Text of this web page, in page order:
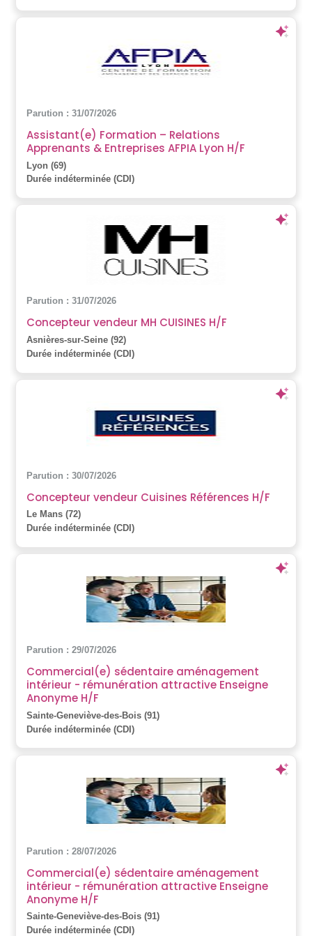
Parution : 31/07/2026
Assistant(e) Formation – Relations
Apprenants & Entreprises AFPIA Lyon H/F
Lyon (69)
Durée indéterminée (CDI)
Parution : 31/07/2026
Concepteur vendeur MH CUISINES H/F
Asnières-sur-Seine (92)
Durée indéterminée (CDI)
Parution : 30/07/2026
Concepteur vendeur Cuisines Références H/F
Le Mans (72)
Durée indéterminée (CDI)
Parution : 29/07/2026
Commercial(e) sédentaire aménagement
intérieur - rémunération attractive Enseigne
Anonyme H/F
Sainte-Geneviève-des-Bois (91)
Durée indéterminée (CDI)
Parution : 28/07/2026
Commercial(e) sédentaire aménagement
intérieur - rémunération attractive Enseigne
Anonyme H/F
Sainte-Geneviève-des-Bois (91)
Durée indéterminée (CDI)